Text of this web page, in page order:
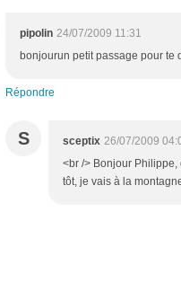
pipolin 24/07/2009 11:31
bonjourun petit passage pour te
Répondre
S sceptix 26/07/2009
<br /> Bonjour Philippe,
tôt, je vais à la